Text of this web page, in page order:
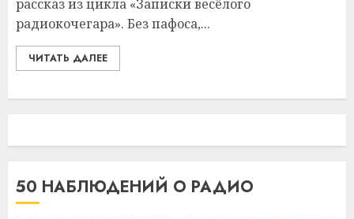
рассказ из цикла «Записки весёлого
радиокочегара». Без пафоса,...
ЧИТАТЬ ДАЛЕЕ
50 НАБЛЮДЕНИЙ О РАДИО